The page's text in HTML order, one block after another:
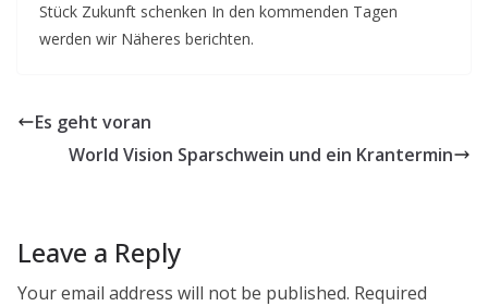
Stück Zukunft schenken In den kommenden Tagen
werden wir Näheres berichten.
Es geht voran
World Vision Sparschwein und ein Krantermin
Leave a Reply
Your email address will not be published. Required